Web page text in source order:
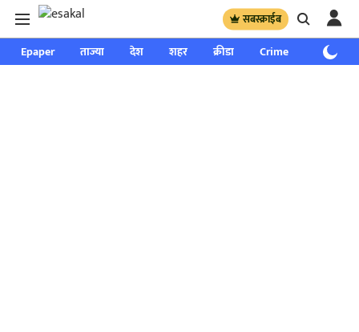
सबस्क्राईब
Epaper ताज्या देश शहर क्रीडा Crime साप्ताहिक